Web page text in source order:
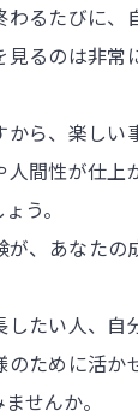
わるたびに、
見るのは非常
から、楽しい
人間性が仕
う。
が、あなたの
たい人、自
ために活か
せんか。